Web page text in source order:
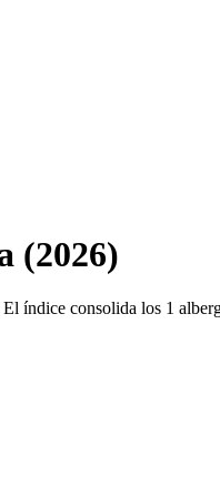
(2026)
índice consolida los 1